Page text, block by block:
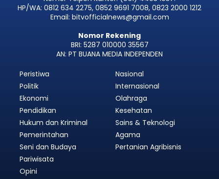
HP/WA: 0812 634 2275, 0852 9691 7008, 0823 2000 1212
Email: bitvofficialnews@gmail.com
Nomor Rekening
BRI: 5287 010000 35567
AN: PT BUANA MEDIA INDEPENDEN
Peristiwa
Politik
Ekonomi
Pendidikan
Hukum dan Kriminal
Pemerintahan
Nasional
Internasional
Olahraga
Kesehatan
Sains & Teknologi
Agama
Seni dan Budaya
Pariwisata
Opini
Pertanian Agribisnis